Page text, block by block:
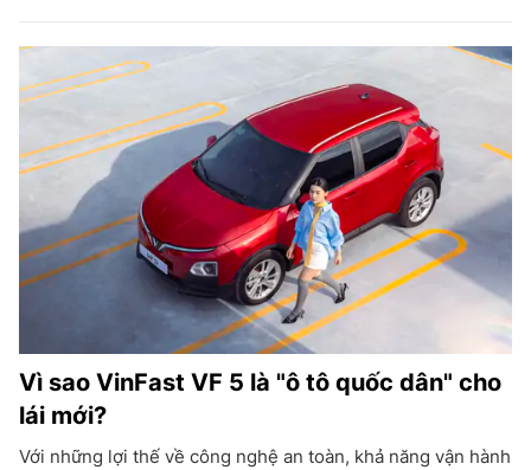
Vì sao VinFast VF 5 là "ô tô quốc dân" cho
lái mới?
Với những lợi thế về công nghệ an toàn, khả năng vận hành